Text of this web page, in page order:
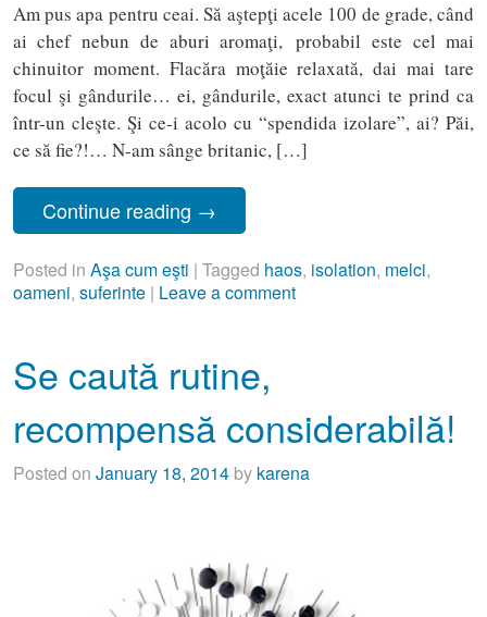
Am pus apa pentru ceai. Să aştepţi acele 100 de grade, când
ai chef nebun de aburi aromaţi, probabil este cel mai
chinuitor moment. Flacăra moţăie relaxată, dai mai tare
focul şi gândurile… ei, gândurile, exact atunci te prind ca
într-un cleşte. Şi ce-i acolo cu “spendida izolare”, ai? Păi,
ce să fie?!… N-am sânge britanic, […]
Continue reading →
Posted in Aşa cum eşti | Tagged haos, isolation, melci,
oameni, suferinte | Leave a comment
Se caută rutine,
recompensă considerabilă!
Posted on January 18, 2014by karena